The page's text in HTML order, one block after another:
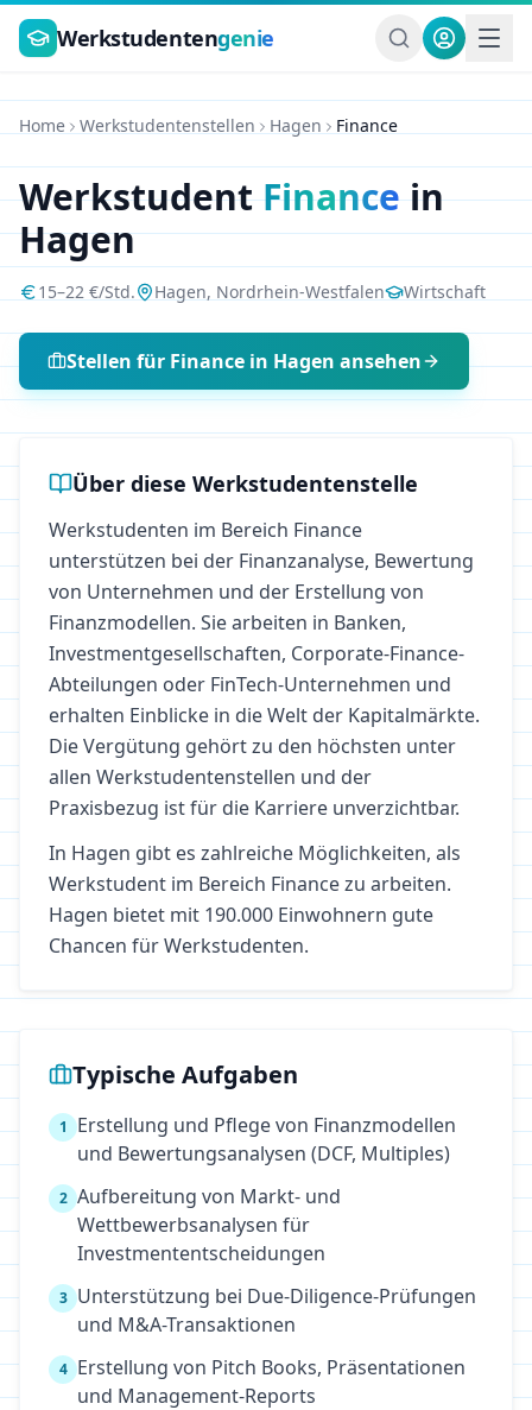
Zum Hauptinhalt springen
Werkstudentengenie
Home Werkstudentenstellen Hagen Finance
WerkstudentFinancein
Hagen
15–22 €/Std. Hagen, Nordrhein-Westfalen Wirtschaft
Stellen für Finance in Hagen ansehen
Über diese Werkstudentenstelle
Werkstudenten im Bereich Finance
unterstützen bei der Finanzanalyse, Bewertung
von Unternehmen und der Erstellung von
Finanzmodellen. Sie arbeiten in Banken,
Investmentgesellschaften, Corporate-Finance-
Abteilungen oder FinTech-Unternehmen und
erhalten Einblicke in die Welt der Kapitalmärkte.
Die Vergütung gehört zu den höchsten unter
allen Werkstudentenstellen und der
Praxisbezug ist für die Karriere unverzichtbar.
In Hagen gibt es zahlreiche Möglichkeiten, als
Werkstudent im Bereich Financezu arbeiten.
Hagen bietet mit 190.000 Einwohnern gute
Chancen für Werkstudenten.
Typische Aufgaben
1
Erstellung und Pflege von Finanzmodellen
und Bewertungsanalysen (DCF, Multiples)
2 Aufbereitung von Markt- und
Wettbewerbsanalysen für
Investmententscheidungen
3 Unterstützung bei Due-Diligence-Prüfungen
und M&A-Transaktionen
4 Erstellung von Pitch Books, Präsentationen
und Management-Reports